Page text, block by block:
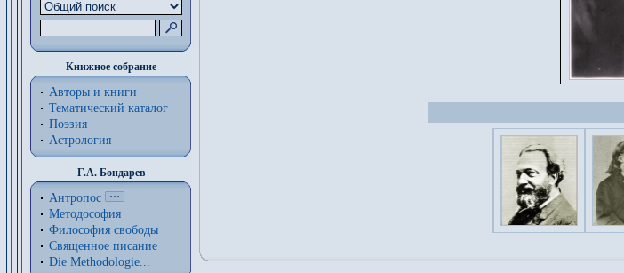
Книжное собрание
Авторы и книги
Тематический каталог
Поэзия
Астрология
Г.А. Бондарев
Антропос
Методософия
Философия cвободы
Священное писание
Die Methodologie...